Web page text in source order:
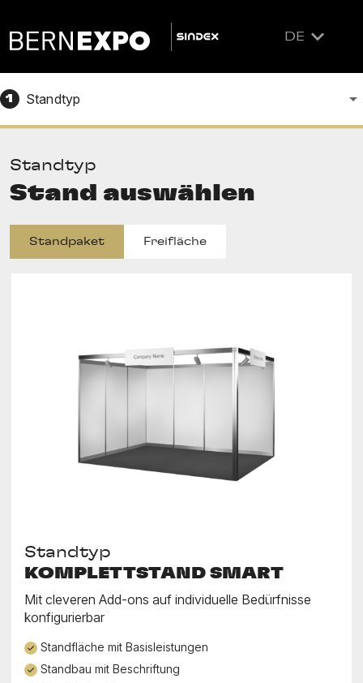
DE
1 Standtyp
Standtyp
Stand auswählen
Standpaket Freifläche
Standtyp
KOMPLETTSTAND SMART
Mit cleveren Add-ons auf individuelle Bedürfnisse
konfigurierbar
Standfläche mit Basisleistungen
Standbau mit Beschriftung